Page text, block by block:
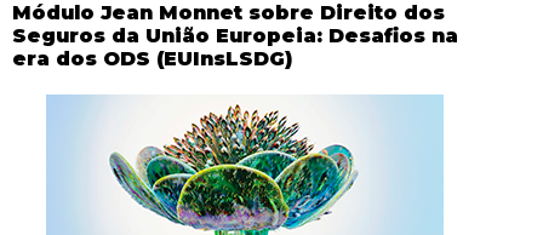
Módulo Jean Monnet sobre Direito dos
Seguros da União Europeia: Desafios na
era dos ODS (EUInsLSDG)